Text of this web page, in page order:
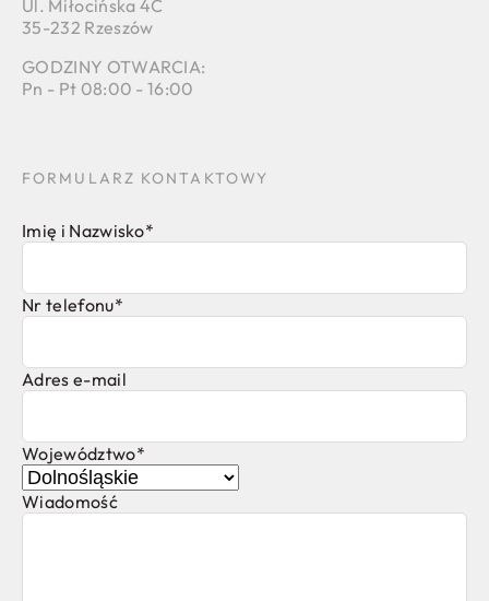
Ul. Miłocińska 4C
35-232 Rzeszów
GODZINY OTWARCIA:
Pn - Pt 08:00 - 16:00
FORMULARZ KONTAKTOWY
Imię i Nazwisko*
Nr telefonu*
Adres e-mail
Województwo*
Wiadomość